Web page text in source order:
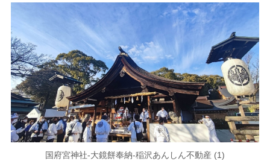
国府宮神社-大鏡餅奉納-稲沢あんしん不動産 (1)